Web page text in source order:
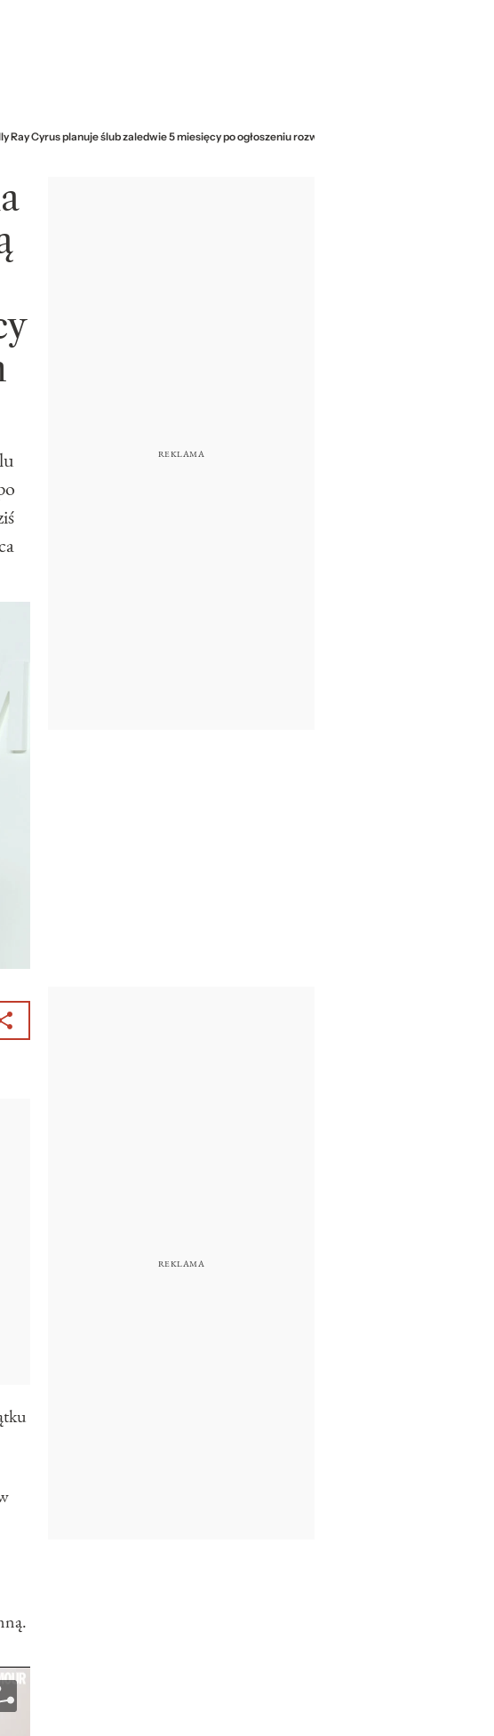
Cyrus planuje ślub zaledwie 5 miesięcy po ogłoszeniu rozwodu z Tish Cyrus